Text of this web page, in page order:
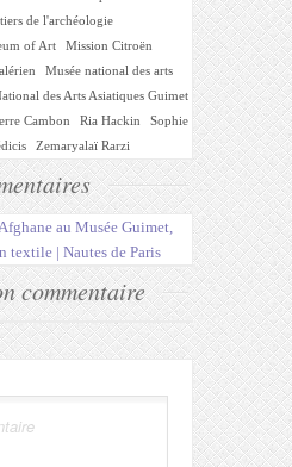
de l'archéologie
of Art
Mission Citroën
Musée national des arts
des Arts Asiatiques Guimet
Cambon Ria Hackin
Sophie
Zemaryalaï Rarzi
au Musée Guimet,
textile | Nautes de Paris
commentaire